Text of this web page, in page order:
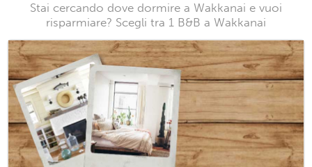
Stai cercando dove dormire a Wakkanai e vuoi
risparmiare? Scegli tra 1 B&B a Wakkanai